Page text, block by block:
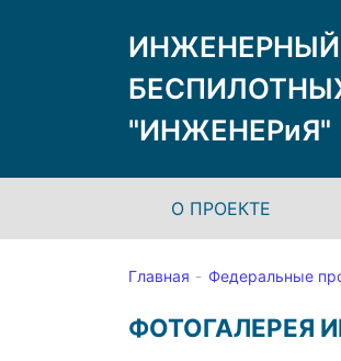
"ИНЖЕНЕРиЯ"
О ПРОЕКТЕ
Главная Федеральные
ФОТОГАЛЕРЕЯ